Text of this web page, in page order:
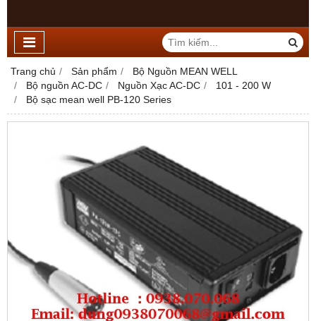
Trang chủ Sản phẩm
Bộ Nguồn MEAN WELL
Bộ nguồn AC-DC
Nguồn Xạc AC-DC
101 - 200 W
Bộ sạc mean well PB-120 Series